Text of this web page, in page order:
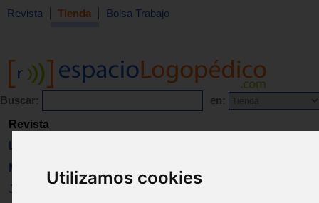
Utilizamos cookies
Revista Tienda Bolsa Trabajo
Buscar: en:
Revista
Libros
Material
Juguetes